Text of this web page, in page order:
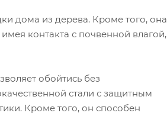
дома из дерева. Кроме того, она
контакта с почвенной влагой,
обойтись без
стали с защитным
Кроме того, он способен